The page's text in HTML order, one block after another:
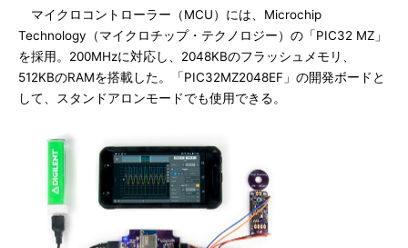
マイクロコントローラー（MCU）には、Microchip
Technology（マイクロチップ・テクノロジー）の「PIC32 MZ」
を採用。200MHzに対応し、2048KBのフラッシュメモリ、
512KBのRAMを搭載した。「PIC32MZ2048EF」の開発ボードと
して、スタンドアロンモードでも使用できる。